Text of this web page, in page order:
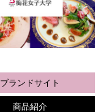
ブランドサイト
商品紹介